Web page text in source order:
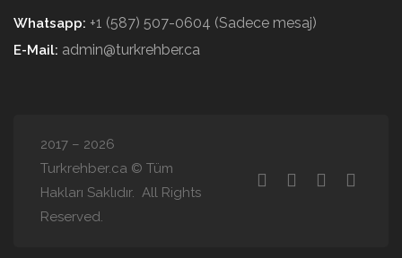
Whatsapp: +1 (587) 507-0604 (Sadece mesaj)
E-Mail: admin@turkrehber.ca
2017 – 2026
Turkrehber.ca © Tüm
Hakları Saklıdır. All Rights
Reserved.